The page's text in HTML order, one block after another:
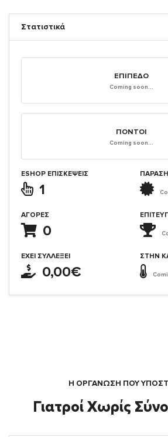
Στατιστικά
ΕΠΊΠΕΔΟ
Coming soon...
ΠΌΝΤΟΙ
Coming soon...
ESHOP ΕΠΙΣΚΈΨΕΙΣ
1
ΑΓΟΡΈΣ
0
ΈΧΕΙ ΣΥΛΛΈΞΕΙ
0,00€
ΣΤΗΝ
Η ΟΡΓΆΝΩΣΗ ΠΟΥ
Γιατροί Χωρίς